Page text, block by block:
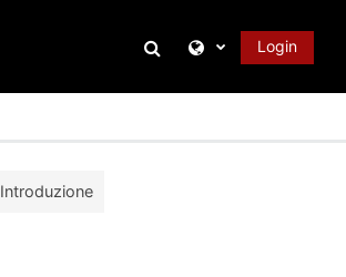
Attiva/disattiva
Login
Introduzione